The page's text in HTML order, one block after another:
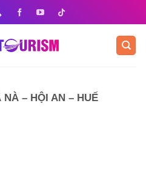
– HỘI AN – HUẾ